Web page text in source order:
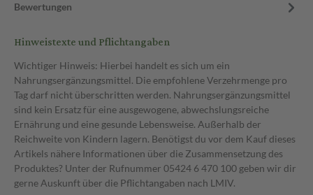
Bewertungen
Hinweistexte und Pflichtangaben
Wichtiger Hinweis: Hierbei handelt es sich um ein
Nahrungsergänzungsmittel. Die empfohlene Verzehrmenge pro
Tag darf nicht überschritten werden. Nahrungsergänzungsmittel
sind kein Ersatz für eine ausgewogene, abwechslungsreiche
Ernährung und eine gesunde Lebensweise. Außerhalb der
Reichweite von Kindern lagern. Benötigst du vor dem Kauf dieses
Artikels nähere Informationen über die Zusammensetzung des
Produktes? Unter der Rufnummer 05424 6 470 100 geben wir dir
gerne Auskunft über die Pflichtangaben nach LMIV.